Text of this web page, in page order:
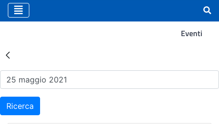
Eventi
Risultati della Ricerca -
Ricerca